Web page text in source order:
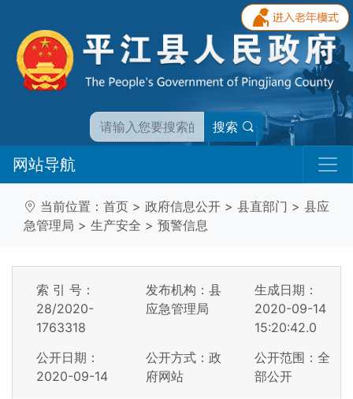
搜索
网站导航
当前位置： 首页 > 政府信息公开 > 县直部门 > 县应
急管理局 > 生产安全 > 预警信息
索 引 号：
28/2020-
1763318
发布机构：县
应急管理局
生成日期：
2020-09-14
15:20:42.0
公开日期：
2020-09-14
公开方式：政
府网站
公开范围：全
部公开